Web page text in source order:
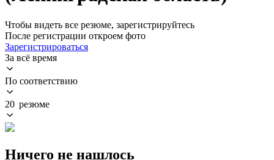
Чтобы видеть все резюме, зарегистрируйтесь
После регистрации откроем фото
Зарегистрироваться
За всё время
По соответствию
20 резюме
Ничего не нашлось